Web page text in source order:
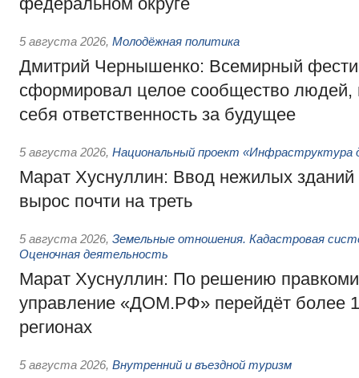
5 августа 2026, Молодёжная политика
Дмитрий Чернышенко: Всемирный
сформировал целое сообщество людей,
себя ответственность за будущее
5 августа 2026, Национальный проект «Инфраструктура
Марат Хуснуллин: Ввод нежилых зданий
вырос почти на треть
5 августа 2026, Земельные отношения. Кадастровая
Оценочная деятельность
Марат Хуснуллин: По решению
управление «ДОМ.РФ» перейдёт более
регионах
5 августа 2026, Внутренний и въездной туризм